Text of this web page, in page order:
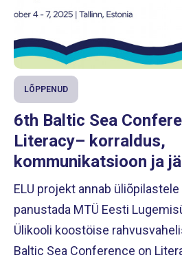
LÕPPENUD
6th Baltic Sea
Literacy– korraldus,
kommunikatsioon ja
ELU projekt annab
panustada MTÜ Eesti
Ülikooli koostöise
Baltic Sea Conference on